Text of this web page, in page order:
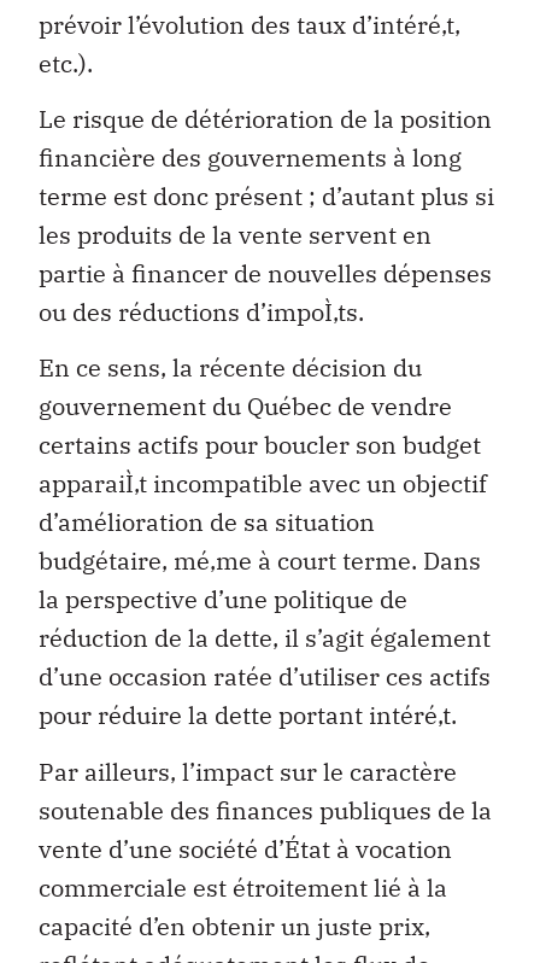
prévoir l’évolution des taux d’intéré‚t,
etc.).
Le risque de détérioration de la position
financière des gouvernements à long
terme est donc présent ; d’autant plus si
les produits de la vente servent en
partie à financer de nouvelles dépenses
ou des réductions d’impoÌ‚ts.
En ce sens, la récente décision du
gouvernement du Québec de vendre
certains actifs pour boucler son budget
apparaiÌ‚t incompatible avec un objectif
d’amélioration de sa situation
budgétaire, mé‚me à court terme. Dans
la perspective d’une politique de
réduction de la dette, il s’agit également
d’une occasion ratée d’utiliser ces actifs
pour réduire la dette portant intéré‚t.
Par ailleurs, l’impact sur le caractère
soutenable des finances publiques de la
vente d’une société d’État à vocation
commerciale est étroitement lié à la
capacité d’en obtenir un juste prix,